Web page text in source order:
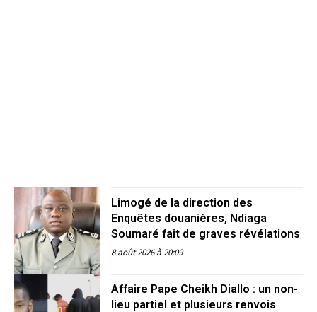
Limogé de la direction des
Enquêtes douanières, Ndiaga
Soumaré fait de graves révélations
8 août 2026 à 20:09
Affaire Pape Cheikh Diallo : un non-
lieu partiel et plusieurs renvois